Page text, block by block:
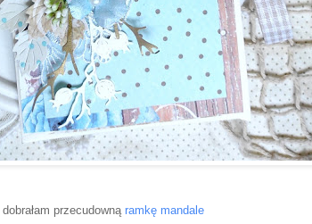
przecudowną ramkę mandale